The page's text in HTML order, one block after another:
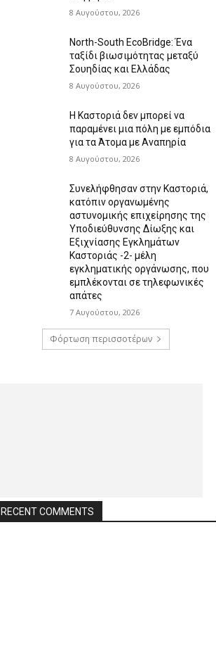
8 Αυγούστου, 2026
North-South EcoBridge: Ένα
ταξίδι βιωσιμότητας μεταξύ
Σουηδίας και Ελλάδας
8 Αυγούστου, 2026
Η Καστοριά δεν μπορεί να
παραμένει μια πόλη με εμπόδια
για τα Άτομα με Αναπηρία
8 Αυγούστου, 2026
Συνελήφθησαν στην Καστοριά,
κατόπιν οργανωμένης
αστυνομικής επιχείρησης της
Υποδιεύθυνσης Δίωξης και
Εξιχνίασης Εγκλημάτων
Καστοριάς -2- μέλη
εγκληματικής οργάνωσης, που
εμπλέκονται σε τηλεφωνικές
απάτες
7 Αυγούστου, 2026
Φόρτωση περισσοτέρων
RECENT COMMENTS